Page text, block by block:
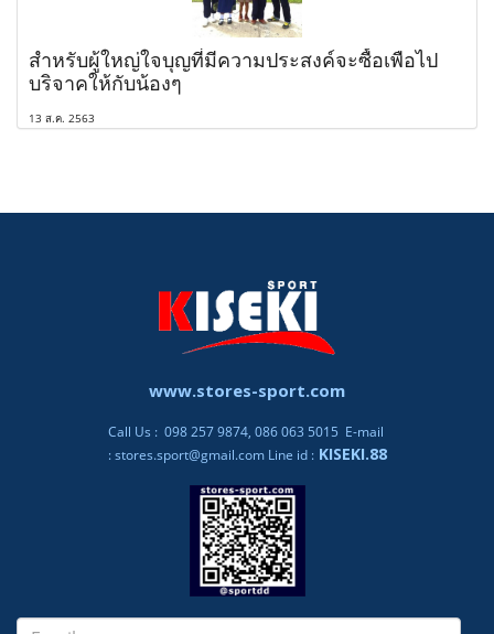
สำหรับผู้ใหญ่ใจบุญที่มีความประสงค์จะซื้อเพือไป
บริจาคให้กับน้องๆ
13 ส.ค. 2563
www.stores-sport.com
Call Us : 098 257 9874, 086 063 5015 E-mail
:stores.sport@gmail.com Line id :KISEKI.88